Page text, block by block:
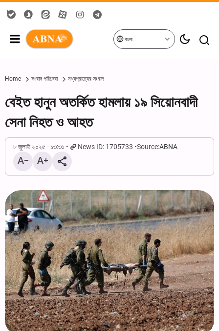
বাংলা
Home সংবাদ পরিষেবা মধ্যপ্রাচ্যের সংবাদ
বেইত হানুন অতর্কিত হামলায় ১৯ সিয়োনবাদী
সেনা নিহত ও আহত
৮ জুলাই ২০২৫ - ১৩:৩১ News ID: 1705733 Source:ABNA